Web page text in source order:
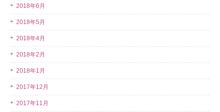
2018年6月
2018年5月
2018年4月
2018年2月
2018年1月
2017年12月
2017年11月